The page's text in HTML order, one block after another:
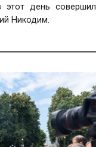
этот день совершил
Никодим.